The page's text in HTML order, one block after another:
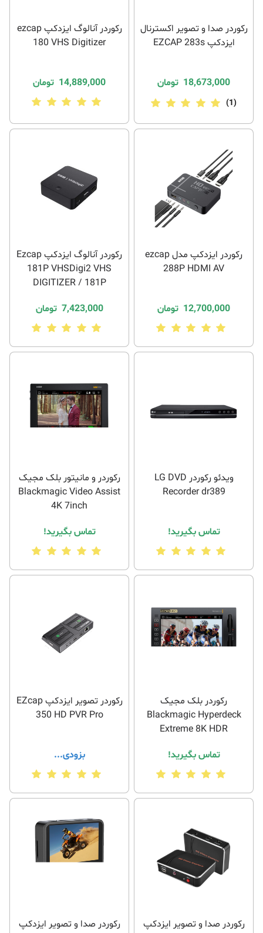
رکوردر صدا و تصویر اکسترنال
ایزدکپ EZCAP 283s
18,673,000 تومان
(1)
رکوردر آنالوگ ایزدکپ ezcap
180 VHS Digitizer
14,889,000 تومان
رکوردر ایزدکپ مدل ezcap
288P HDMI AV
12,700,000 تومان
رکوردر آنالوگ ایزدکپ Ezcap
181P VHSDigi2 VHS
DIGITIZER / 181P
7,423,000 تومان
ویدئو رکوردر LG DVD
Recorder dr389
تماس بگیرید!
رکوردر و مانیتور بلک مجیک
Blackmagic Video Assist
4K 7inch
تماس بگیرید!
رکوردر بلک مجیک
Blackmagic Hyperdeck
Extreme 8K HDR
تماس بگیرید!
رکوردر تصویر ایزدکپ EZcap
350 HD PVR Pro
بزودی...
رکوردر صدا و تصویر ایزدکپ
رکوردر صدا و تصویر ایزدکپ